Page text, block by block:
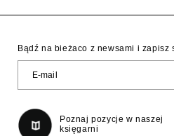
Bądź na bieżaco z newsami i
Poznaj pozycje w naszej
księgarni